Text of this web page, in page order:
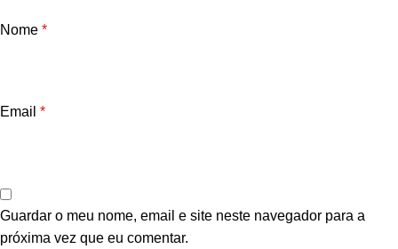
Nome *
Email *
Guardar o meu nome, email e site neste navegador para a
próxima vez que eu comentar.